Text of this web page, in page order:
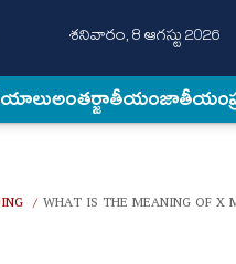
శనివారం, 8 ఆగస్టు 2026
అంత‌ర్జాతీయంజాతీయం
/ WHAT IS THE MEANING OF X